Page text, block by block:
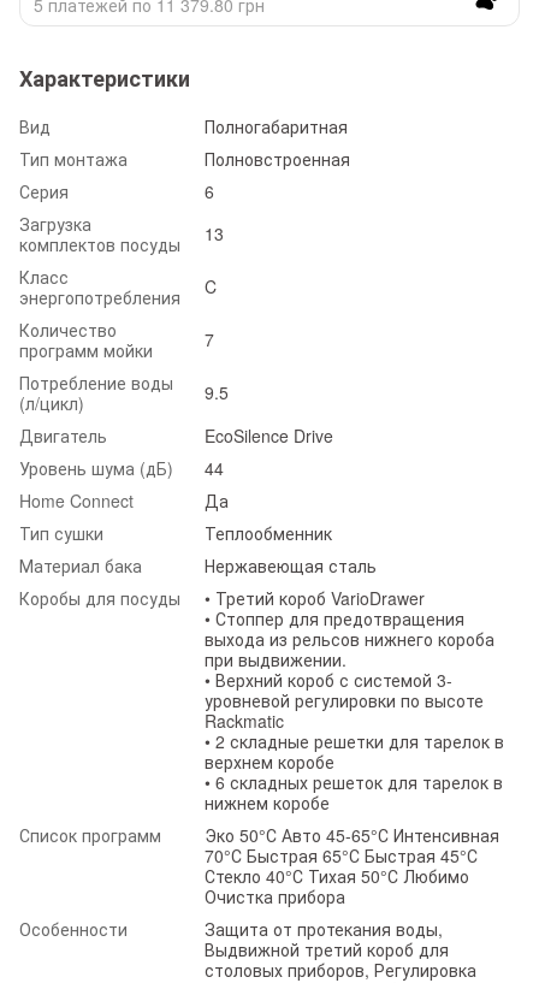
Характеристики
Вид
Полногабаритная
Тип монтажа
Полновстроенная
Серия
6
Загрузка
комплектов посуды
13
Класс
энергопотребления
C
Количество
программ мойки
7
Потребление воды
(л/цикл)
9.5
Двигатель
EcoSilence Drive
Уровень шума (дБ)
44
Home Connect
Да
Тип сушки
Теплообменник
Материал бака
Нержавеющая сталь
Коробы для посуды
• Третий короб VarioDrawer
• Стоппер для предотвращения
выхода из рельсов нижнего короба
при выдвижении.
• Верхний короб с системой 3-
уровневой регулировки по высоте
Rackmatic
• 2 складные решетки для тарелок в
верхнем коробе
• 6 складных решеток для тарелок в
нижнем коробе
Список программ
Эко 50°С Авто 45-65°С Интенсивная
70°С Быстрая 65°С Быстрая 45°С
Стекло 40°С Тихая 50°С Любимо
Очистка прибора
Особенности
Защита от протекания воды,
Выдвижной третий короб для
столовых приборов, Регулировка